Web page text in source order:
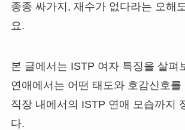
종종 싸가지, 재수가 없다라는 오해
요.
본 글에서는 ISTP 여자 특징을 살펴
연애에서는 어떤 태도와 호감신호를
직장 내에서의 ISTP 연애 모습까지
다.